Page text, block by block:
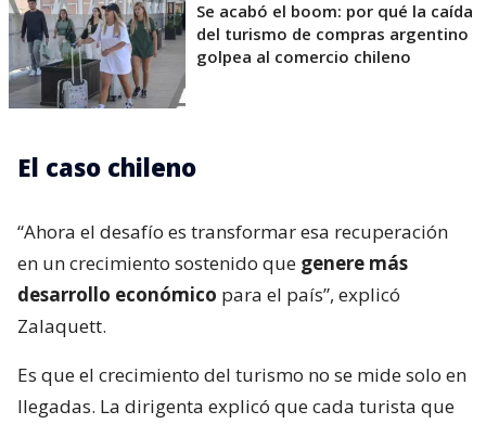
Se acabó el boom: por qué la caída
del turismo de compras argentino
golpea al comercio chileno
El caso chileno
“Ahora el desafío es transformar esa recuperación
en un crecimiento sostenido que genere más
desarrollo económico para el país”, explicó
Zalaquett.
Es que el crecimiento del turismo no se mide solo en
llegadas. La dirigenta explicó que cada turista que